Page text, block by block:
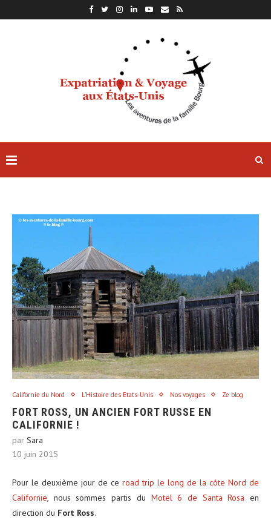
Californie du Nord L'Histoire des Etats-Unis Nos voyages Ze blog
FORT ROSS, UN ANCIEN FORT RUSSE EN
CALIFORNIE !
par Sara
10 juin 2015
Pour le deuxième jour de ce road trip le long de la côte Nord de
Californie, nous sommes partis du Motel 6 de Santa Rosa en
direction du Fort Ross.